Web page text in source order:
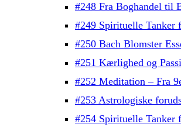
#248 Fra Boghandel til
#249 Spirituelle Tanker
#250 Bach Blomster
#251 Kærlighed og
#252 Meditation – Fra
#253 Astrologiske
#254 Spirituelle Tanker